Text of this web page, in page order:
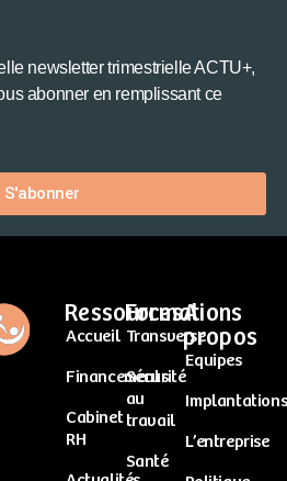
newsletter trimestrielle ACTU+,
abonner en remplissant ce
S'abonner
Ressources
Accueil
Financements
Cabinet
RH
Formations
Transverse
Sécurité
au
travail
Santé
A
propos
Equipes
Implantations
L’entreprise